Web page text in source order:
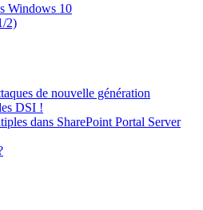
Windows 10
2)
de nouvelle génération
DSI !
dans SharePoint Portal Server